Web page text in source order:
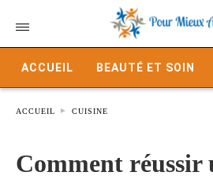
ACCUEIL BEAUTÉ ET SOIN
ACCUEIL CUISINE
Comment réussir